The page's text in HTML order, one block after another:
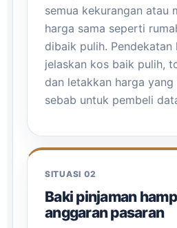
semua kekurangan atau
harga sama seperti
dibaik pulih. Pendekatan
jelaskan kos baik pulih,
dan letakkan harga yang
sebab untuk pembeli
SITUASI 02
Baki pinjaman
anggaran pasaran